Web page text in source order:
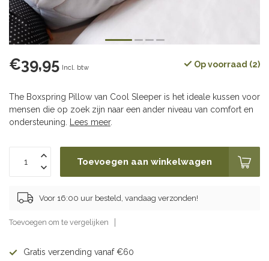
€39,95 Incl. btw Op voorraad (2)
The Boxspring Pillow van Cool Sleeper is het ideale kussen voor
mensen die op zoek zijn naar een ander niveau van comfort en
ondersteuning.
Lees meer.
Toevoegen aan winkelwagen
Voor 16:00 uur besteld, vandaag verzonden!
Toevoegen om te vergelijken
Gratis verzending vanaf €60